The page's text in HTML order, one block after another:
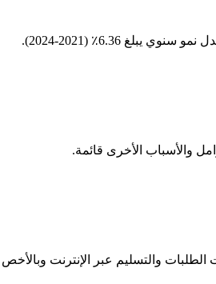
6.36٪ (2021-2024).
والأسباب الأخرى قائمة.
والتسليم عبر الإنترنت